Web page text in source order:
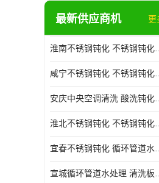
最新供应商机 更
淮南不锈
咸宁不锈钢
安庆中央
淮北不锈
宜春不锈钢
宣城循环管